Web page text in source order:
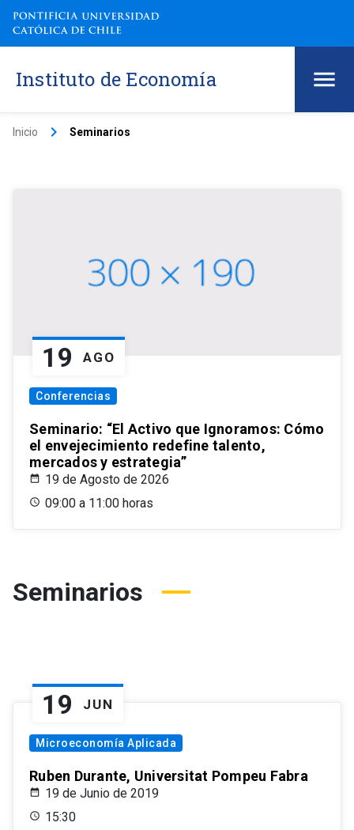
Instituto de Economía
Inicio keyboard_arrow_right Seminarios
19 AGO
Conferencias
Seminario: “El Activo que Ignoramos: Cómo
el envejecimiento redefine talento,
mercados y estrategia”
19 de Agosto de 2026
09:00 a 11:00 horas
Seminarios
19 JUN
Microeconomía Aplicada
Ruben Durante, Universitat Pompeu Fabra
19 de Junio de 2019
15:30